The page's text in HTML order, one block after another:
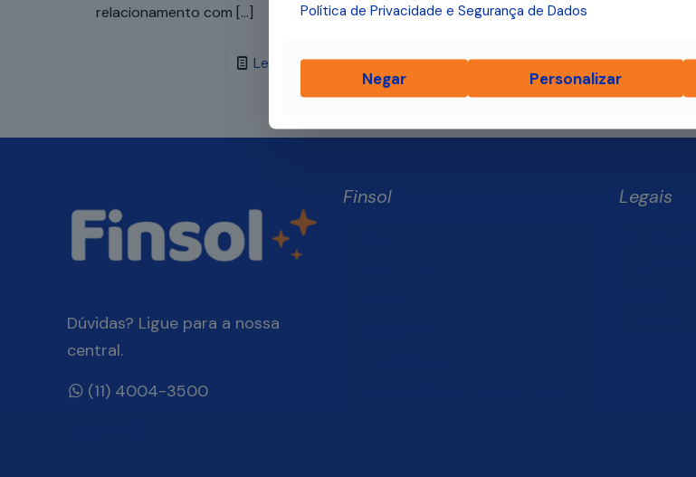
relacionamento com […]
Leia mais
Dúvidas? Ligue para a nossa
central.
(11) 4004-3500
Finsol Legais
Política de Privacidade e Segurança de Dados
Negar Personalizar